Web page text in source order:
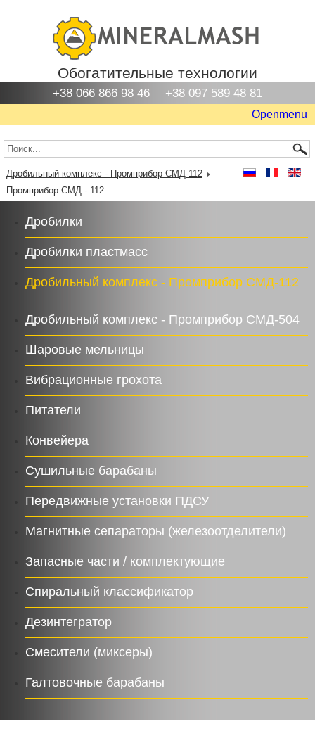
Обогатительные технологии
+38 066 866 98 46 +38 097 589 48 81
Openmenu
Дробильный комплекс - Промприбор СМД-112
Промприбор СМД - 112
Дробилки
Дробилки пластмасс
Дробильный комплекс - Промприбор СМД-112
Дробильный комплекс - Промприбор СМД-504
Шаровые мельницы
Вибрационные грохота
Питатели
Конвейера
Сушильные барабаны
Передвижные установки ПДСУ
Магнитные сепараторы (железоотделители)
Запасные части / комплектующие
Спиральный классификатор
Дезинтегратор
Смесители (миксеры)
Галтовочные барабаны